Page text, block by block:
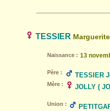
TESSIER
Naissance : 13
Père : TESSIER
Mère : JOLLY (
Union :